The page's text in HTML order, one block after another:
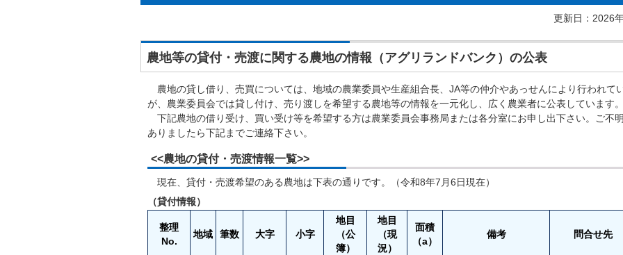
更新日：2026
農地等の貸付・売渡に関する農地の情報（アグリランドバンク）の公表
農地の貸し借り、売買については、地域の農業委員や生産組合長、JA等の仲介やあっせんにより行われて
が、農業委員会では貸し付け、売り渡しを希望する農地等の情報を一元化し、広く農業者に公表しています。
下記農地の借り受け、買い受け等を希望する方は農業委員会事務局または各分室にお申し出下さい。ご不
ありましたら下記までご連絡下さい。
<<農地の貸付・売渡情報一覧>>
現在、貸付・売渡希望のある農地は下表の通りです。（令和8年7月6日現在）
（貸付情報）
整理
No.
地域 筆数 大字 小字
地目
（公
簿）
地目
（現
況）
面積
（a）
備考 問合せ先